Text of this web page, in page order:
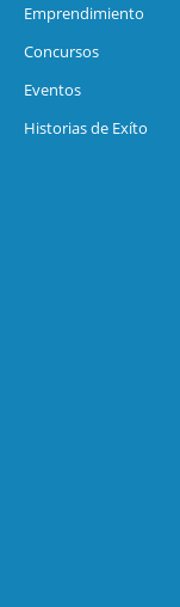
Emprendimiento
Concursos
Eventos
Historias de Exíto